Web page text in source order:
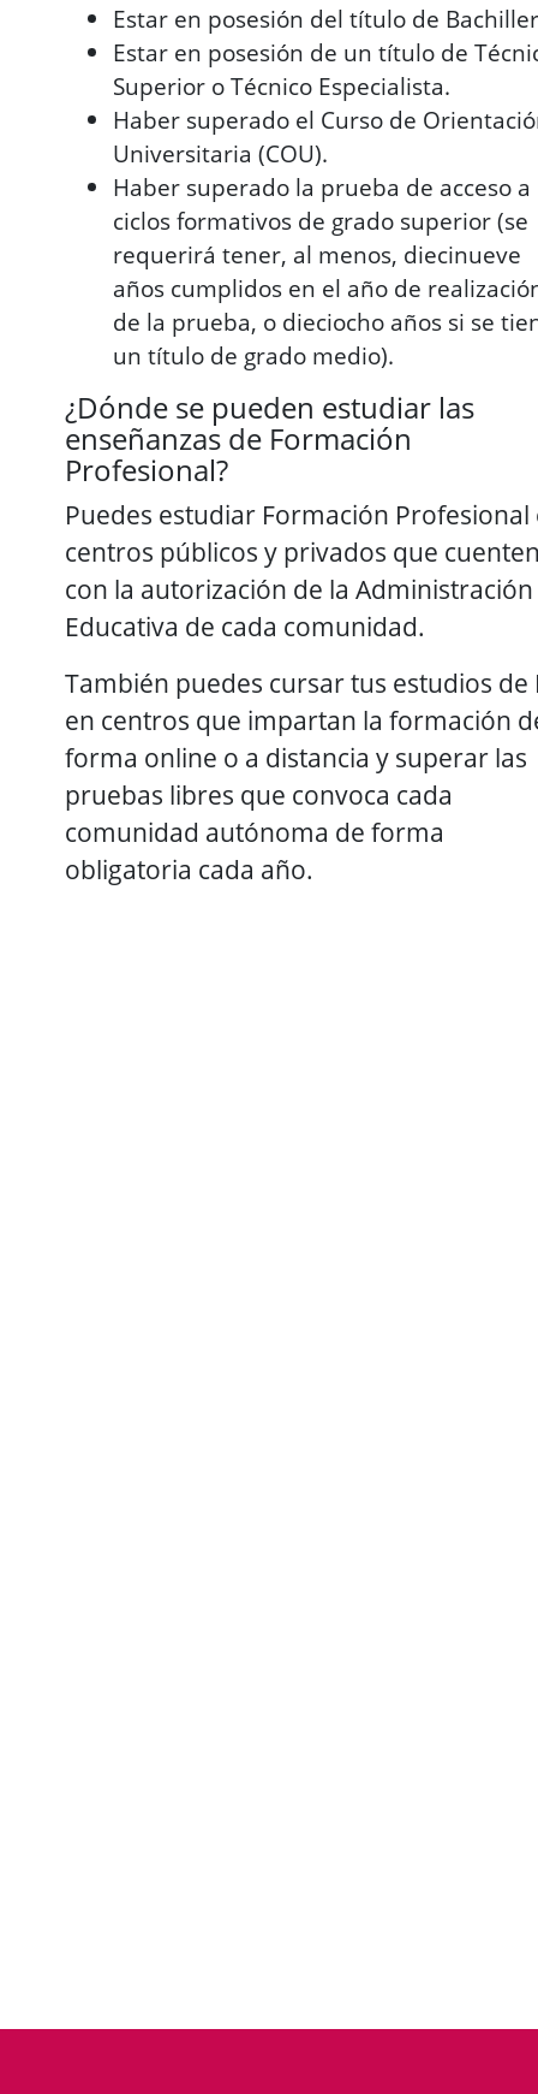
Estar en posesión del título de
Estar en posesión de un título de
Superior o Técnico Especialista.
Haber superado el Curso de
Universitaria (COU).
Haber superado la prueba de acceso a
ciclos formativos de grado superior (se
requerirá tener, al menos, diecinueve
años cumplidos en el año de
de la prueba, o dieciocho años si se
un título de grado medio).
¿Dónde se pueden estudiar las
enseñanzas de Formación
Profesional?
Puedes estudiar Formación Profesional
centros públicos y privados que
con la autorización de la Administración
Educativa de cada comunidad.
También puedes cursar tus estudios de
en centros que impartan la formación
forma online o a distancia y superar las
pruebas libres que convoca cada
comunidad autónoma de forma
obligatoria cada año.